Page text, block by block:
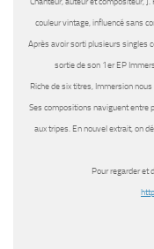
couleur vintage, influencé sans
Après avoir sorti plusieurs singles
sortie de son 1er EP
Riche de six titres, Immersionnous
Ses compositions naviguent entre
aux tripes. En nouvel extrait, on
Pour regarder et